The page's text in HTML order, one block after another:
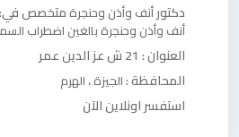
دكتورأنف وأذن وحنجرةمتخصص في:
أنف وأذن وحنجرة بالغين اضطراب
العنوان : 21 ش عز الدين عمر
المحافظة :الجيزة،الهرم
استفسر اونلاين الآن